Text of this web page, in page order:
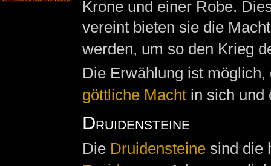
Krone und einer Robe.
vereint bieten sie die
werden, um so den Krieg
Die Erwählung ist
göttliche Machtin sich und
Druidensteine
Die Druidensteinesind die